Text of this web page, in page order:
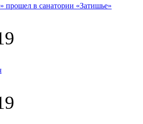
прошел в санатории «Затишье»